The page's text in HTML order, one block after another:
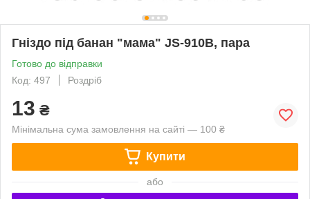
Гніздо під банан "мама" JS-910B, пара
Готово до відправки
Код: 497
Роздріб
13 ₴
Мінімальна сума замовлення на сайті — 100 ₴
Купити
або